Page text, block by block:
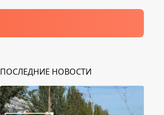
ПОСЛЕДНИЕ НОВОСТИ